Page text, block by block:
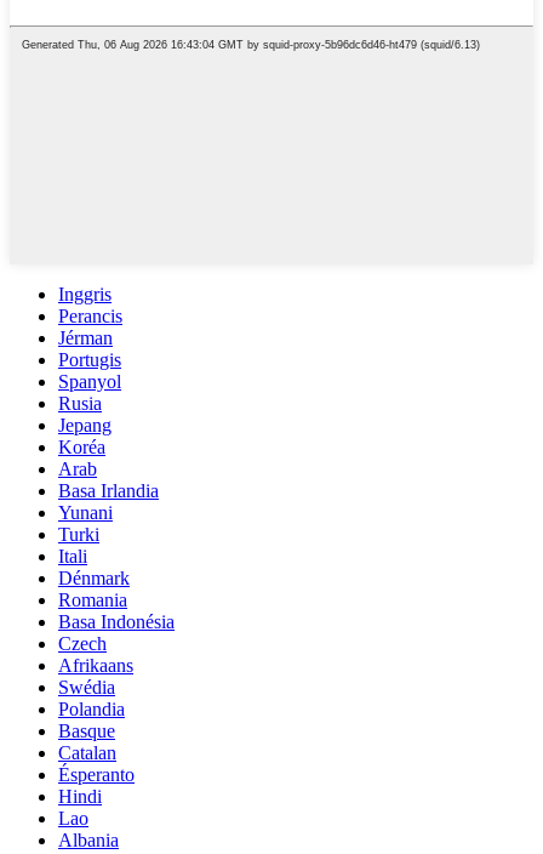
Inggris
Perancis
Jérman
Portugis
Spanyol
Rusia
Jepang
Koréa
Arab
Basa Irlandia
Yunani
Turki
Itali
Dénmark
Romania
Basa Indonésia
Czech
Afrikaans
Swédia
Polandia
Basque
Catalan
Ésperanto
Hindi
Lao
Albania